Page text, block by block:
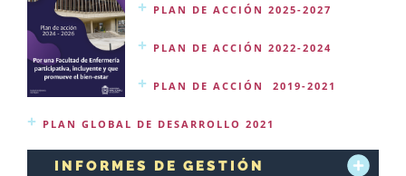
PLAN DE ACCIÓN 2025-2027
PLAN DE ACCIÓN 2022-2024
PLAN DE ACCIÓN 2019-2021
PLAN GLOBAL DE DESARROLLO 2021
INFORMES DE GESTIÓN